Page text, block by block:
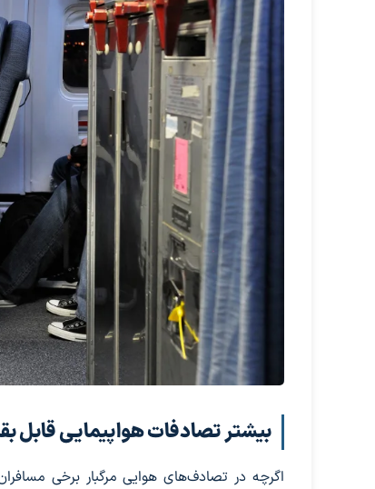
بیشتر تصادفات هواپیمایی قابل
اگرچه در تصادف‌های هوایی مرگبار برخی